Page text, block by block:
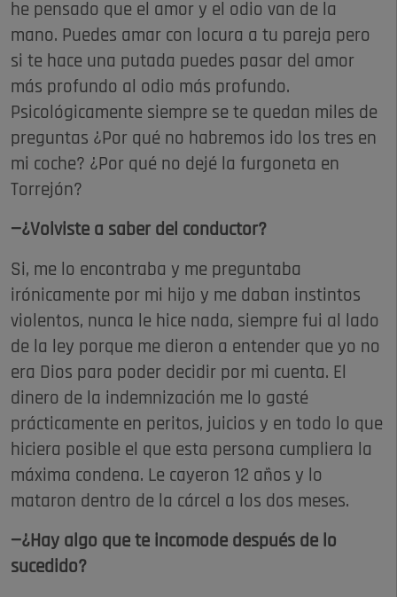
he pensado que el amor y el odio van de la
mano. Puedes amar con locura a tu pareja pero
si te hace una putada puedes pasar del amor
más profundo al odio más profundo.
Psicológicamente siempre se te quedan miles de
preguntas ¿Por qué no habremos ido los tres en
mi coche? ¿Por qué no dejé la furgoneta en
Torrejón?
—¿Volviste a saber del conductor?
Si, me lo encontraba y me preguntaba
irónicamente por mi hijo y me daban instintos
violentos, nunca le hice nada, siempre fui al lado
de la ley porque me dieron a entender que yo no
era Dios para poder decidir por mi cuenta. El
dinero de la indemnización me lo gasté
prácticamente en peritos, juicios y en todo lo que
hiciera posible el que esta persona cumpliera la
máxima condena. Le cayeron 12 años y lo
mataron dentro de la cárcel a los dos meses.
—¿Hay algo que te incomode después de lo
sucedido?